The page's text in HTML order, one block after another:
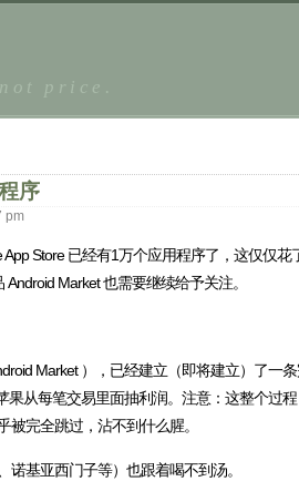
price.
序
pm
App Store 已经有1万个应用程序了，这仅
Market 也需要继续给予关注。
Market ），已经建立（即将建立）了一
果从每笔交易里面抽利润。注意：这整个
完全跳过，沾不到什么腥。
基亚西门子等）也跟着喝不到汤。